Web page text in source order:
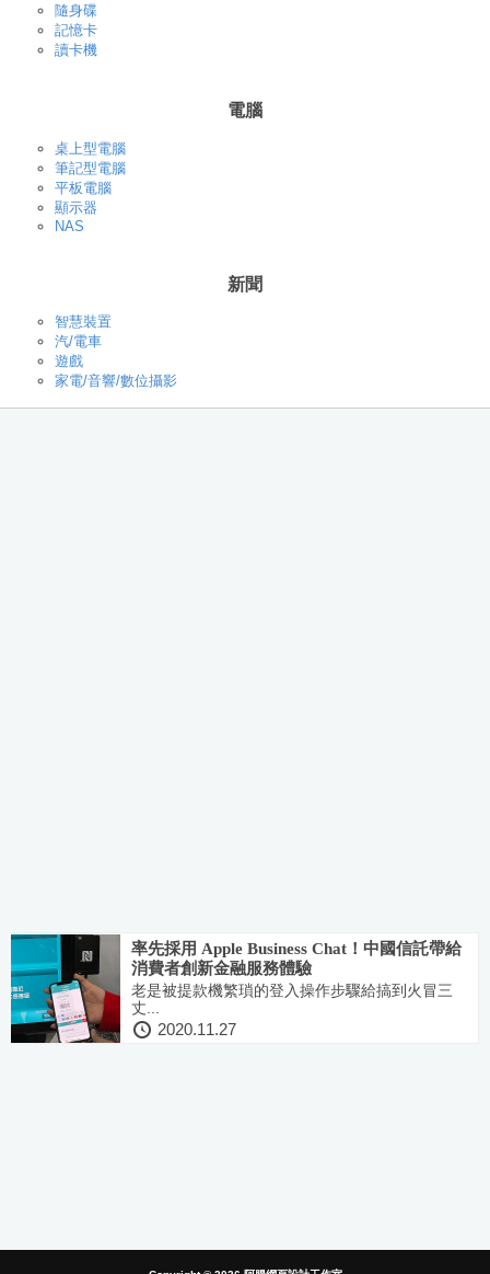
隨身碟
記憶卡
讀卡機
電腦
桌上型電腦
筆記型電腦
平板電腦
顯示器
NAS
新聞
智慧裝置
汽/電車
遊戲
家電/音響/數位攝影
率先採用 Apple Business Chat！中國信託帶給
消費者創新金融服務體驗
老是被提款機繁瑣的登入操作步驟給搞到火冒三
丈...
2020.11.27